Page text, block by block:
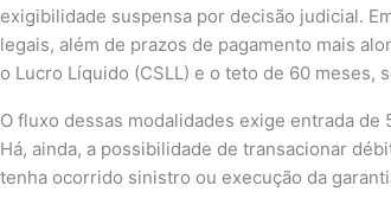
exigibilidade suspensa por decisão judicial.
legais, além de prazos de pagamento mais
o Lucro Líquido (CSLL) e o teto de 60
O fluxo dessas modalidades exige entrada de
Há, ainda, a possibilidade de transacionar
tenha ocorrido sinistro ou execução da